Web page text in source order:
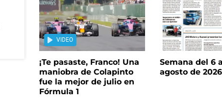
VIDEO
¡Te pasaste, Franco! Una
maniobra de Colapinto
fue la mejor de julio en
Fórmula 1
Semana del 6
agosto de 2026